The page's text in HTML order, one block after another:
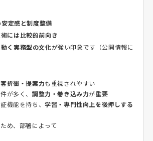
定感と制度整備
には比較的前向き
く実務型の文化が強い印象です（公開情報に
折衝・提案力も重視されやすい
が多く、 調整力・巻き込み力が重要
機能を持ち、学習・専門性向上を後押しする
め、部署によって